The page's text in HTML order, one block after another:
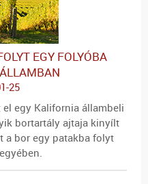
EGY FOLYÓBA
25
egy Kalifornia állambeli
bortartály ajtaja kinyílt
a bor egy patakba folyt